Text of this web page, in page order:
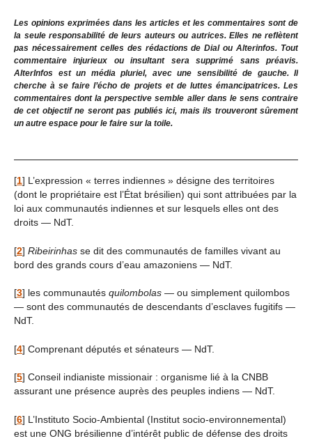
Les opinions exprimées dans les articles et les commentaires sont de
la seule responsabilité de leurs auteurs ou autrices. Elles ne reflètent
pas nécessairement celles des rédactions de Dial ou Alterinfos. Tout
commentaire injurieux ou insultant sera supprimé sans préavis.
AlterInfos est un média pluriel, avec une sensibilité de gauche. Il
cherche à se faire l’écho de projets et de luttes émancipatrices. Les
commentaires dont la perspective semble aller dans le sens contraire
de cet objectif ne seront pas publiés ici, mais ils trouveront sûrement
un autre espace pour le faire sur la toile.
[1] L’expression « terres indiennes » désigne des territoires
(dont le propriétaire est l’État brésilien) qui sont attribuées par la
loi aux communautés indiennes et sur lesquels elles ont des
droits — NdT.
[2] Ribeirinhas se dit des communautés de familles vivant au
bord des grands cours d’eau amazoniens — NdT.
[3] les communautés quilombolas — ou simplement quilombos
— sont des communautés de descendants d’esclaves fugitifs —
NdT.
[4] Comprenant députés et sénateurs — NdT.
[5] Conseil indianiste missionair : organisme lié à la CNBB
assurant une présence auprès des peuples indiens — NdT.
[6]
L’Instituto Socio-Ambiental (Institut socio-environnemental)
est une ONG brésilienne d’intérêt public de défense des droits